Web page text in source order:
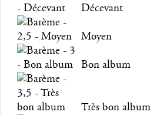
Décevant
Moyen
Bon album
Très bon album